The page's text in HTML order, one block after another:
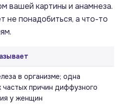
вашей картины и анамнеза.
не понадобиться, а что-то
в организме; одна
частых причин диффузного
у женщин